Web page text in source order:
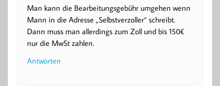
Man kann die Bearbeitungsgebühr umgehen wenn
Mann in die Adresse „Selbstverzoller“ schreibt.
Dann muss man allerdings zum Zoll und bis 150€
nur die MwSt zahlen.
Antworten